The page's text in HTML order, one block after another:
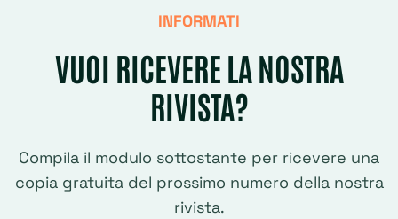
INFORMATI
VUOI RICEVERE LA NOSTRA
RIVISTA?
Compila il modulo sottostante per ricevere una
copia gratuita del prossimo numero della nostra
rivista.